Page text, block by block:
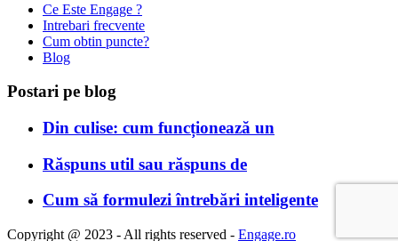
Ce Este Engage ?
Intrebari frecvente
Cum obtin puncte?
Blog
Postari pe blog
Din culise: cum funcționează un
Răspuns util sau răspuns de
Cum să formulezi întrebări inteligente
Copyright @ 2023 - All rights reserved - Engage.ro